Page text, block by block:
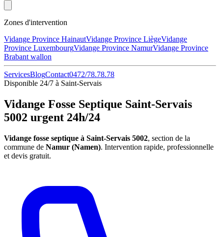
Zones d'intervention
Vidange Province HainautVidange Province LiègeVidange
Province LuxembourgVidange Province NamurVidange Province
Brabant wallon
ServicesBlogContact0472/78.78.78
Disponible 24/7 à Saint-Servais
Vidange Fosse Septique Saint-Servais
5002 urgent 24h/24
Vidange fosse septique à Saint-Servais 5002, section de la
commune de Namur (Namen). Intervention rapide, professionnelle
et devis gratuit.